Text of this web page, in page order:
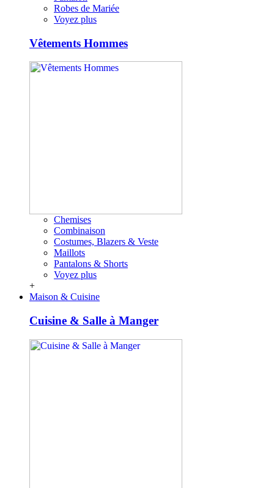
Robes de Mariée
Voyez plus
Vêtements Hommes
Chemises
Combinaison
Costumes, Blazers & Veste
Maillots
Pantalons & Shorts
Voyez plus
+
Maison & Cuisine
Cuisine & Salle à Manger